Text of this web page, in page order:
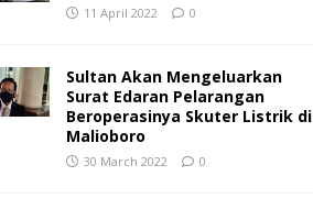
11 April 2022 0
Sultan Akan Mengeluarkan
Surat Edaran Pelarangan
Beroperasinya Skuter Listrik di
Malioboro
30 March 2022 0